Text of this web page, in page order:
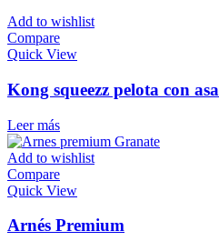
Add to wishlist
Compare
Quick View
Kong squeezz pelota con asa
Leer más
Add to wishlist
Compare
Quick View
Arnés Premium